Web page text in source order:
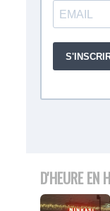
D'HEURE EN